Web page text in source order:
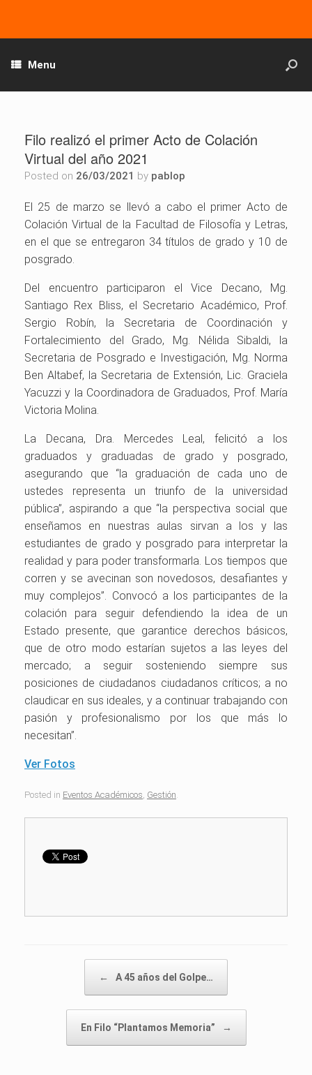
Menu
Filo realizó el primer Acto de Colación
Virtual del año 2021
Posted on 26/03/2021 by pablop
El 25 de marzo se llevó a cabo el primer Acto de
Colación Virtual de la Facultad de Filosofía y Letras,
en el que se entregaron 34 títulos de grado y 10 de
posgrado.
Del encuentro participaron el Vice Decano, Mg.
Santiago Rex Bliss, el Secretario Académico, Prof.
Sergio Robín, la Secretaria de Coordinación y
Fortalecimiento del Grado, Mg. Nélida Sibaldi, la
Secretaria de Posgrado e Investigación, Mg. Norma
Ben Altabef, la Secretaria de Extensión, Lic. Graciela
Yacuzzi y la Coordinadora de Graduados, Prof. María
Victoria Molina.
La Decana, Dra. Mercedes Leal, felicitó a los
graduados y graduadas de grado y posgrado,
asegurando que “la graduación de cada uno de
ustedes representa un triunfo de la universidad
pública”, aspirando a que “la perspectiva social que
enseñamos en nuestras aulas sirvan a los y las
estudiantes de grado y posgrado para interpretar la
realidad y para poder transformarla. Los tiempos que
corren y se avecinan son novedosos, desafiantes y
muy complejos”. Convocó a los participantes de la
colación para seguir defendiendo la idea de un
Estado presente, que garantice derechos básicos,
que de otro modo estarían sujetos a las leyes del
mercado; a seguir sosteniendo siempre sus
posiciones de ciudadanos ciudadanos críticos; a no
claudicar en sus ideales, y a continuar trabajando con
pasión y profesionalismo por los que más lo
necesitan”.
Ver Fotos
Posted in Eventos Académicos Gestión
← A 45 años del Golpe…
En Filo “Plantamos Memoria” →